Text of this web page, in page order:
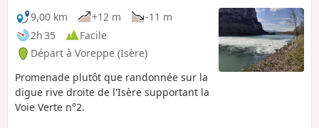
9,00 km +12 m
-11 m
2h 35
Facile
Départ à Voreppe (Isère)
Promenade plutôt que randonnée sur la
digue rive droite de l'Isère supportant la
Voie Verte n°2.